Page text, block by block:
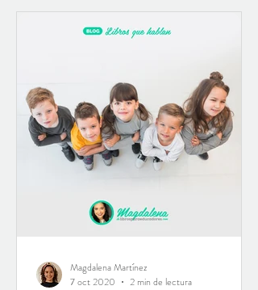
Magdalena Martínez
7 oct 2020
2 min de lectura